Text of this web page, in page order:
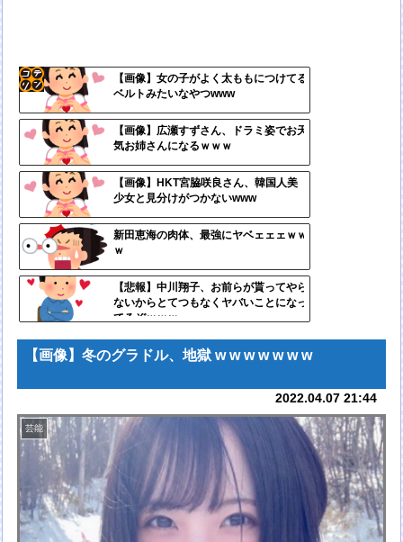
【画像】女の子がよく太ももにつけてる
ベルトみたいなやつwww
【画像】広瀬すずさん、ドラミ姿でお天
気お姉さんになるｗｗｗ
【画像】HKT宮脇咲良さん、韓国人美
少女と見分けがつかないwww
新田恵海の肉体、最強にヤベェェェｗｗ
ｗ
【悲報】中川翔子、お前らが貰ってやら
ないからとてつもなくヤバいことになっ
てるぞｗｗｗ
リン
定リ
更新
ツー
【画像】冬のグラドル、地獄 w w w w w w w
2022.04.07 21:44
芸能